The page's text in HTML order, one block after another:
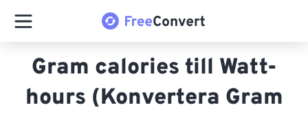
Gram calories till Watt-
hours (Konvertera Gram